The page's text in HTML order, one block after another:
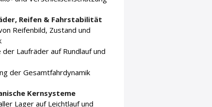
Reifen & Fahrstabilität
Reifenbild, Zustand und
Laufräder auf Rundlauf und
der Gesamtfahrdynamik
Kernsysteme
Lager auf Leichtlauf und